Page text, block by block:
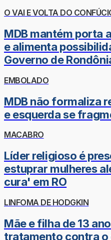
O VAI E VOLTA DO
MDB mantém porta
e alimenta
Governo de
EMBOLADO
MDB não formaliza
e esquerda se
MACABRO
Líder religioso é
estuprar mulheres
cura' em RO
LINFOMA DE HODGKIN
Mãe e filha de 13
tratamento contra o